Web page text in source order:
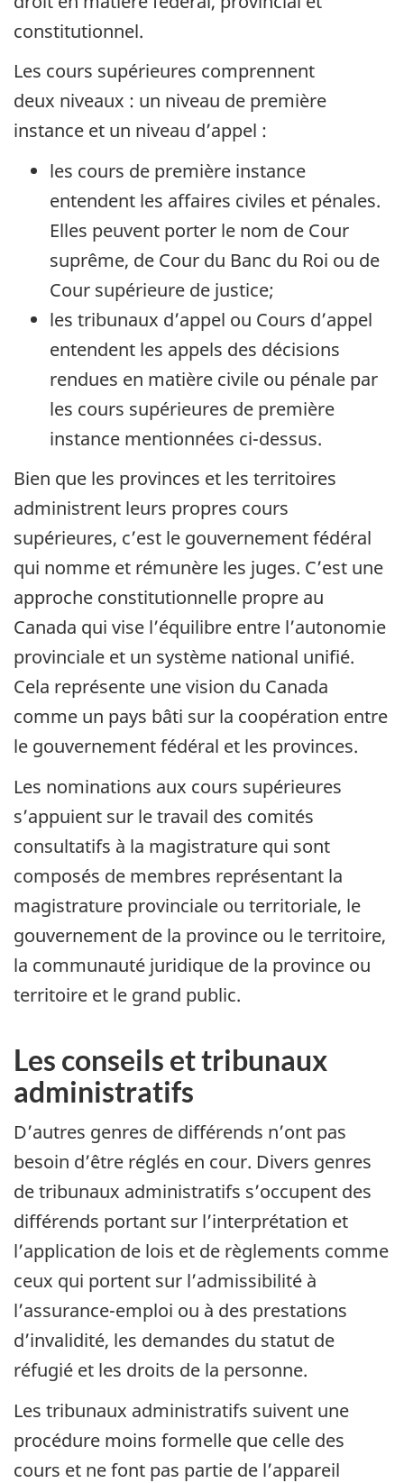
constitutionnel.
Les cours supérieures comprennent
deux niveaux : un niveau de première
instance et un niveau d’appel :
les cours de première instance
entendent les affaires civiles et pénales.
Elles peuvent porter le nom de Cour
suprême, de Cour du Banc du Roi ou de
Cour supérieure de justice;
les tribunaux d’appel ou Cours d’appel
entendent les appels des décisions
rendues en matière civile ou pénale par
les cours supérieures de première
instance mentionnées ci-dessus.
Bien que les provinces et les territoires
administrent leurs propres cours
supérieures, c’est le gouvernement fédéral
qui nomme et rémunère les juges. C’est une
approche constitutionnelle propre au
Canada qui vise l’équilibre entre l’autonomie
provinciale et un système national unifié.
Cela représente une vision du Canada
comme un pays bâti sur la coopération entre
le gouvernement fédéral et les provinces.
Les nominations aux cours supérieures
s’appuient sur le travail des comités
consultatifs à la magistrature qui sont
composés de membres représentant la
magistrature provinciale ou territoriale, le
gouvernement de la province ou le territoire,
la communauté juridique de la province ou
territoire et le grand public.
Les conseils et tribunaux
administratifs
D’autres genres de différends n’ont pas
besoin d’être réglés en cour. Divers genres
de tribunaux administratifs s’occupent des
différends portant sur l’interprétation et
l’application de lois et de règlements comme
ceux qui portent sur l’admissibilité à
l’assurance-emploi ou à des prestations
d’invalidité, les demandes du statut de
réfugié et les droits de la personne.
Les tribunaux administratifs suivent une
procédure moins formelle que celle des
cours et ne font pas partie de l’appareil